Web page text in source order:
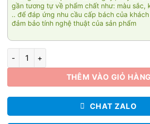
gần tương tự về phẩm chất như: màu sắc,
.. để đáp ứng nhu cầu cấp bách của
đảm bảo tính nghệ thuật của sản phẩm
Thành công viên mãn 012 số lượng
THÊM VÀO GIỎ HÀNG
CHAT ZALO